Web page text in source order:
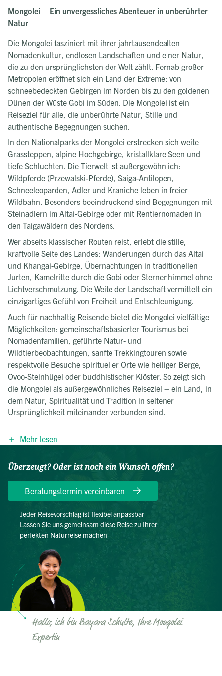
Mongolei – Ein unvergessliches Abenteuer in unberührter
Natur
Die Mongolei fasziniert mit ihrer jahrtausendealten
Nomadenkultur, endlosen Landschaften und einer Natur,
die zu den ursprünglichsten der Welt zählt. Fernab großer
Metropolen eröffnet sich ein Land der Extreme: von
schneebedeckten Gebirgen im Norden bis zu den goldenen
Dünen der Wüste Gobi im Süden. Die Mongolei ist ein
Reiseziel für alle, die unberührte Natur, Stille und
authentische Begegnungen suchen.
In den Nationalparks der Mongolei erstrecken sich weite
Grassteppen, alpine Hochgebirge, kristallklare Seen und
tiefe Schluchten. Die Tierwelt ist außergewöhnlich:
Wildpferde (Przewalski-Pferde), Saiga-Antilopen,
Schneeleoparden, Adler und Kraniche leben in freier
Wildbahn. Besonders beeindruckend sind Begegnungen mit
Steinadlern im Altai-Gebirge oder mit Rentiernomaden in
den Taigawäldern des Nordens.
Wer abseits klassischer Routen reist, erlebt die stille,
kraftvolle Seite des Landes: Wanderungen durch das Altai
und Khangai-Gebirge, Übernachtungen in traditionellen
Jurten, Kamelritte durch die Gobi oder Sternenhimmel ohne
Lichtverschmutzung. Die Weite der Landschaft vermittelt ein
einzigartiges Gefühl von Freiheit und Entschleunigung.
Auch für nachhaltig Reisende bietet die Mongolei vielfältige
Möglichkeiten: gemeinschaftsbasierter Tourismus bei
Nomadenfamilien, geführte Natur- und
Wildtierbeobachtungen, sanfte Trekkingtouren sowie
respektvolle Besuche spiritueller Orte wie heiliger Berge,
Ovoo-Steinhügel oder buddhistischer Klöster. So zeigt sich
die Mongolei als außergewöhnliches Reiseziel – ein Land, in
dem Natur, Spiritualität und Tradition in seltener
Ursprünglichkeit miteinander verbunden sind.
Mehr lesen
Überzeugt? Oder ist noch ein Wunsch offen?
Beratungstermin vereinbaren
Jeder Reisevorschlag ist flexibel anpassbar
Lassen Sie uns gemeinsam diese Reise zu Ihrer
perfekten Naturreise machen
Hallo, ich bin Bayara Schulte, Ihre Mongolei
Expertin